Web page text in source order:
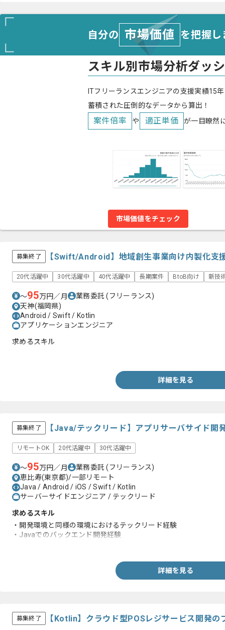
自分の 市場価値 を把握
スキル別市場分析ダッ
ITフリーランスエンジニアの支援実績15
蓄積された圧倒的なデータから算出！
案件倍率 や 適正単価 が一目瞭然
市場価値をチェック
募集終了 【Swift/Android】地域創生事業向け内製化支
20代活躍中 30代活躍中 40代活躍中 長期案件 BtoB向け 新技
〜95万円／月 業務委託(フリーランス)
天神(福岡県)
Android / Swift / Kotlin
アプリケーションエンジニア
求めるスキル
詳細を見る
募集終了 【Java/テックリード】アプリサーバサイド開
リモートOK 20代活躍中 30代活躍中
〜95万円／月 業務委託(フリーランス)
恵比寿(東京都)/一部リモート
Java / Android / iOS / Swift / Kotlin
サーバーサイドエンジニア / テックリード
求めるスキル
・開発環境と同様の環境におけるテックリード経験
・Javaでのバックエンド開発経験
詳細を見る
募集終了 【Kotlin】クラウド型POSレジサービス開発の